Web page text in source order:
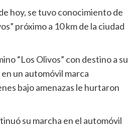
hoy, se tuvo conocimiento de
próximo a 10 km de la ciudad
“Los Olivos” con destino a su
un automóvil marca
bajo amenazas le hurtaron
su marcha en el automóvil